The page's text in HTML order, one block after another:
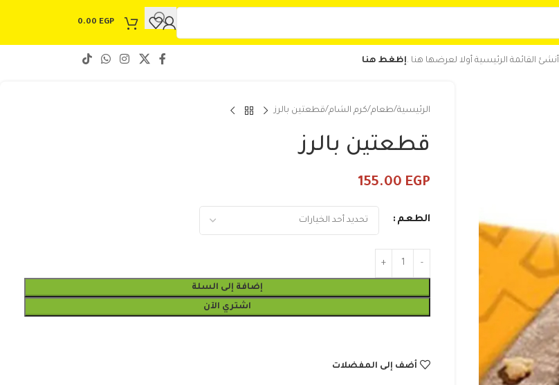
0.00 EGP
أنشئ القائمة الرئيسية أولا لعرضها هنا .إظغط هنا
الرئيسية طعام كرم الشام قطعتين بالرز
قطعتين بالرز
155.00 EGP
الطعم
إضافة إلى السلة
اشتري الآن
أضف إلى المفضلات